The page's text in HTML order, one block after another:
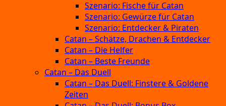
Szenario: Fische für Catan
Szenario: Gewürze für Catan
Szenario: Entdecker & Piraten
Catan – Schätze, Drachen & Entdecker
Catan – Die Helfer
Catan – Beste Freunde
Catan – Das Duell
Catan – Das Duell: Finstere & Goldene
Zeiten